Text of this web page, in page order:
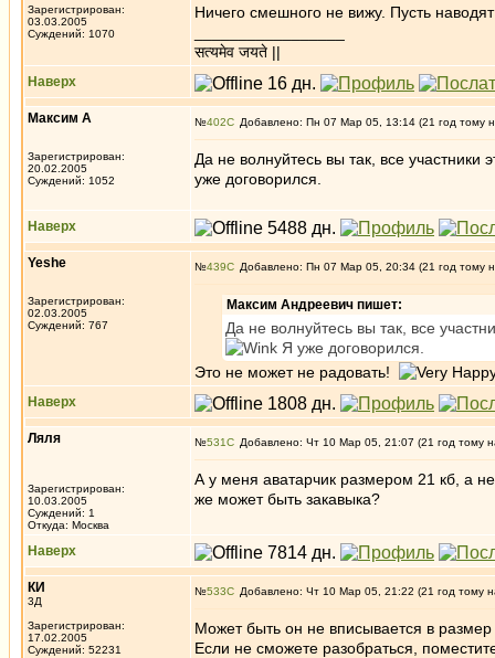
Зарегистрирован:
03.03.2005
Суждений: 1070
Ничего смешного не вижу. Пусть
सत्यमेव जयते ||
Наверх
Максим А
Зарегистрирован:
20.02.2005
Суждений: 1052
№402 Добавлено: Пн 07 Мар 05, 13:14 (21 год тому
Да не волнуйтесь вы так, все
уже договорился.
Наверх
Yeshe
Зарегистрирован:
02.03.2005
Суждений: 767
№439 Добавлено: Пн 07 Мар 05, 20:34 (21 год тому
Максим Андреевич пишет:
Да не волнуйтесь вы так, все
Я уже договорился.
Это не может не радовать!
Наверх
Ляля
Зарегистрирован:
10.03.2005
Суждений: 1
Откуда: Москва
№531 Добавлено: Чт 10 Мар 05, 21:07 (21 год тому
А у меня аватарчик размером 21 кб, а
же может быть закавыка?
Наверх
КИ
3Д
Зарегистрирован:
17.02.2005
Суждений: 52231
№533 Добавлено: Чт 10 Мар 05, 21:22 (21 год тому
Может быть он не вписывается в
Если не сможете разобраться,